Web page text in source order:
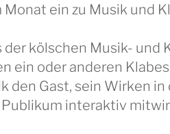
Monat ein zu Musik und
der kölschen Musik- und
ein oder anderen
den Gast, sein Wirken
Publikum interaktiv